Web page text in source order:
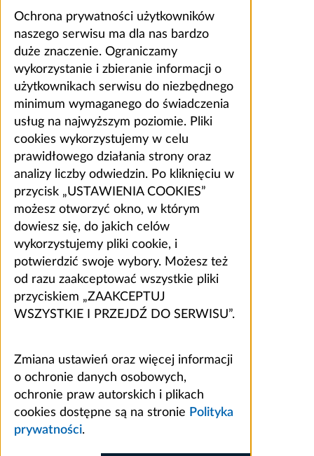
Ochrona prywatności użytkowników
naszego serwisu ma dla nas bardzo
duże znaczenie. Ograniczamy
wykorzystanie i zbieranie informacji o
użytkownikach serwisu do niezbędnego
minimum wymaganego do świadczenia
usług na najwyższym poziomie. Pliki
cookies wykorzystujemy w celu
prawidłowego działania strony oraz
analizy liczby odwiedzin. Po kliknięciu w
przycisk „USTAWIENIA COOKIES”
możesz otworzyć okno, w którym
dowiesz się, do jakich celów
wykorzystujemy pliki cookie, i
potwierdzić swoje wybory. Możesz też
od razu zaakceptować wszystkie pliki
przyciskiem „ZAAKCEPTUJ
WSZYSTKIE I PRZEJDŹ DO SERWISU”.
Zmiana ustawień oraz więcej informacji
o ochronie danych osobowych,
ochronie praw autorskich i plikach
cookies dostępne są na stronie Polityka
prywatności.